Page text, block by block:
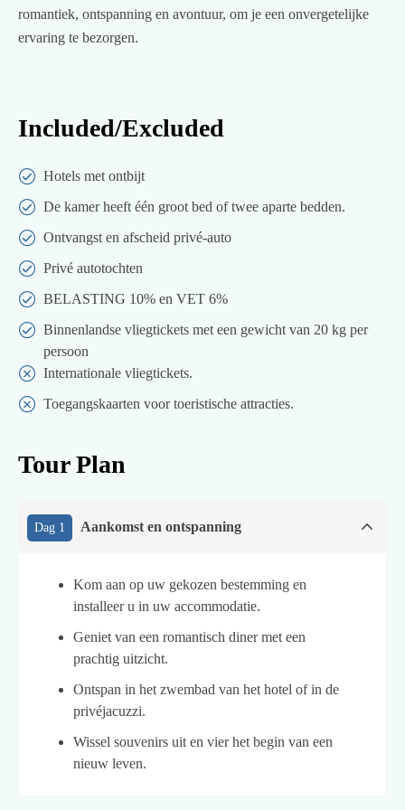
romantiek, ontspanning en avontuur, om je een onvergetelijke
ervaring te bezorgen.
Included/Excluded
Hotels met ontbijt
De kamer heeft één groot bed of twee aparte bedden.
Ontvangst en afscheid privé-auto
Privé autotochten
BELASTING 10% en VET 6%
Binnenlandse vliegtickets met een gewicht van 20 kg per
persoon
Internationale vliegtickets.
Toegangskaarten voor toeristische attracties.
Tour Plan
Dag 1 Aankomst en ontspanning
Kom aan op uw gekozen bestemming en
installeer u in uw accommodatie.
Geniet van een romantisch diner met een
prachtig uitzicht.
Ontspan in het zwembad van het hotel of in de
privéjacuzzi.
Wissel souvenirs uit en vier het begin van een
nieuw leven.